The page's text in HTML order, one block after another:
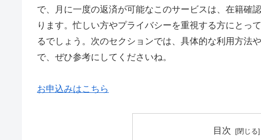
で、月に一度の返済が可能なこのサービスは、在籍確
ります。忙しい方やプライバシーを重視する方にとっ
るでしょう。次のセクションでは、具体的な利用方法
で、ぜひ参考にしてくださいね。
お申込みはこちら
目次